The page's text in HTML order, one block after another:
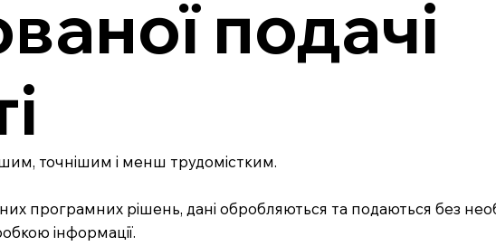
подачі
точнішим і менш трудомістким.
програмних рішень, дані обробляються та подаються без
інформації.